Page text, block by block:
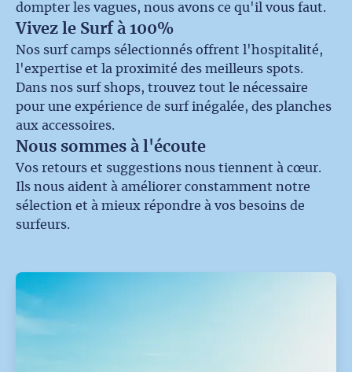
dompter les vagues, nous avons ce qu'il vous faut.
Vivez le Surf à 100%
Nos surf camps sélectionnés offrent l'hospitalité,
l'expertise et la proximité des meilleurs spots.
Dans nos surf shops, trouvez tout le nécessaire
pour une expérience de surf inégalée, des planches
aux accessoires.
Nous sommes à l'écoute
Vos retours et suggestions nous tiennent à cœur.
Ils nous aident à améliorer constamment notre
sélection et à mieux répondre à vos besoins de
surfeurs.